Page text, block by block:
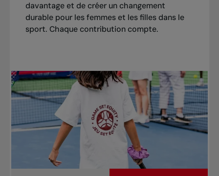
davantage et de créer un changement
durable pour les femmes et les filles dans le
sport. Chaque contribution compte.